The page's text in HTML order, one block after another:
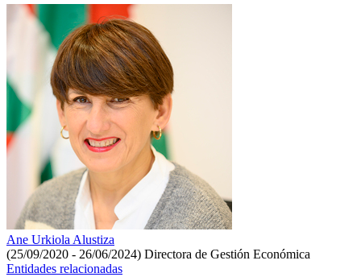
Ane Urkiola Alustiza
(25/09/2020 - 26/06/2024) Directora de Gestión Económica
Entidades relacionadas